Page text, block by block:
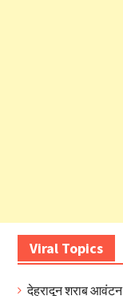
Viral Topics
देहरादून शराब